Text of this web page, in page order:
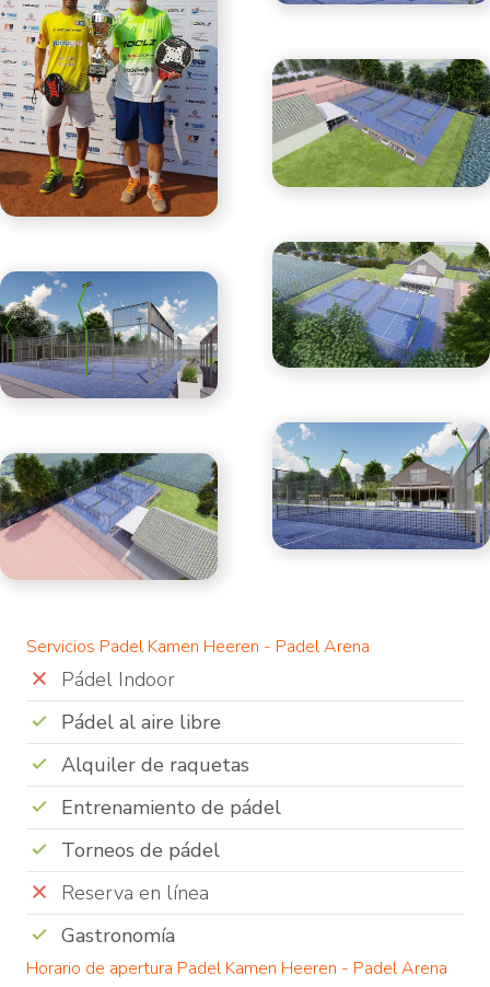
Servicios Padel Kamen Heeren - Padel Arena
Pádel Indoor
Pádel al aire libre
Alquiler de raquetas
Entrenamiento de pádel
Torneos de pádel
Reserva en línea
Gastronomía
Horario de apertura Padel Kamen Heeren - Padel Arena